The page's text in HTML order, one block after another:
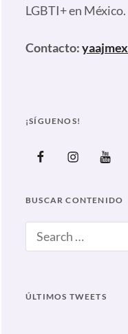
LGBTI+ en México.
Contacto:
¡SÍGUENOS!
FacebookInstagram
BUSCAR CONTENIDO
Search
for:
ÚLTIMOS TWEETS